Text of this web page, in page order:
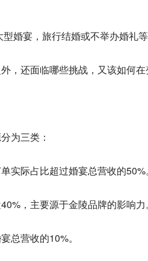
婚宴，旅行结婚或不举办婚礼
，还面临哪些挑战，又该如何
为三类：
实际占比超过婚宴总营收的50%。
，主要源于金陵品牌的影响力。
总营收的10%。